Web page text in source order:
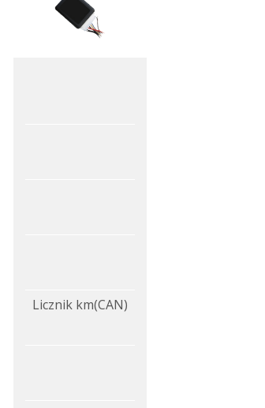
Licznik km(CAN)